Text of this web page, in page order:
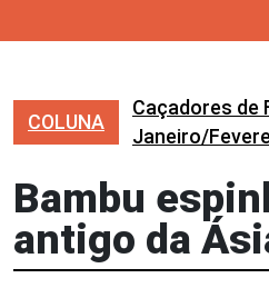
COLUNA
Caçadores de
Janeiro/
Bambu
antigo da